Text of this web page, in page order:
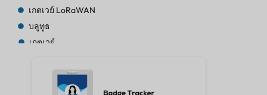
เกตเวย์ LoRaWAN
บลูทูธ
เกตเวย์
ตัวติดตาม
บลูทูธ AoA